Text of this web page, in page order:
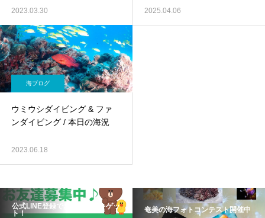
2023.03.30 2025.04.06
海ブログ
ウミウシダイビング & ファ
ンダイビング / 本日の海況
2023.06.18
公式LINE登録でお得な情報をゲッ
ト！
奄美の海フォトコンテスト開催中